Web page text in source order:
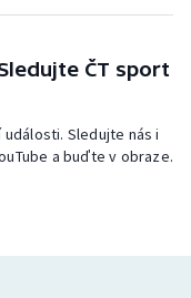
ČT sport
Sledujte nás i
a buďte v obraze.